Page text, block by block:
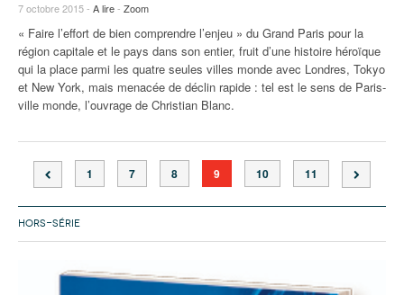
7 octobre 2015 - A lire- Zoom
« Faire l’effort de bien comprendre l’enjeu » du Grand Paris pour la
région capitale et le pays dans son entier, fruit d’une histoire héroïque
qui la place parmi les quatre seules villes monde avec Londres, Tokyo
et New York, mais menacée de déclin rapide : tel est le sens de Paris-
ville monde, l’ouvrage de Christian Blanc.
1 7 8 9 10 11
HORS-SÉRIE